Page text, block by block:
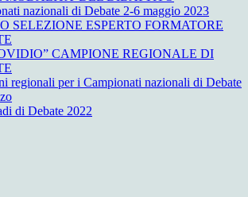
nazionali di Debate 2-6 maggio 2023
SELEZIONE ESPERTO FORMATORE
CAMPIONE REGIONALE DI
regionali per i Campionati nazionali di Debate
di Debate 2022